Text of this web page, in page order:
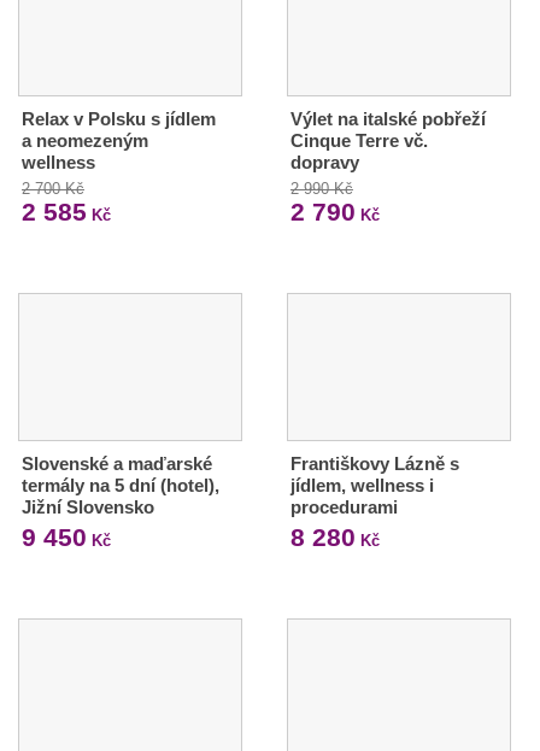
Relax v Polsku s jídlem
a neomezeným
wellness
2 700 Kč
2 585 Kč
Výlet na italské pobřeží
Cinque Terre vč.
dopravy
2 990 Kč
2 790 Kč
Slovenské a maďarské
termály na 5 dní (hotel),
Jižní Slovensko
9 450 Kč
Františkovy Lázně s
jídlem, wellness i
procedurami
8 280 Kč